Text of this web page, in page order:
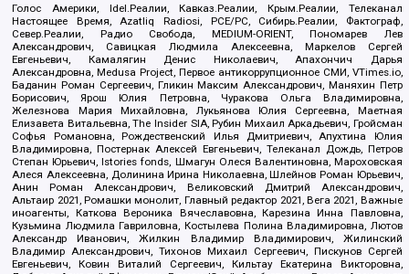
Голос Америки, Idel.Реалии, Кавказ.Реалии, Крым.Реалии, Телеканал
Настоящее Время, Azatliq Radiosi, PCE/PC, Сибирь.Реалии, Фактограф,
Север.Реалии, Радио Свобода, MEDIUM-ORIENT, Пономарев Лев
Александрович, Савицкая Людмила Алексеевна, Маркелов Сергей
Евгеньевич, Камалягин Денис Николаевич, Апахончич Дарья
Александровна, Medusa Project, Первое антикоррупционное СМИ, VTimes.io,
Баданин Роман Сергеевич, Гликин Максим Александрович, Маняхин Петр
Борисович, Ярош Юлия Петровна, Чуракова Ольга Владимировна,
Железнова Мария Михайловна, Лукьянова Юлия Сергеевна, Маетная
Елизавета Витальевна, The Insider SIA, Рубин Михаил Аркадьевич, Гройсман
Софья Романовна, Рождественский Илья Дмитриевич, Апухтина Юлия
Владимировна, Постернак Алексей Евгеньевич, Телеканал Дождь, Петров
Степан Юрьевич, Istories fonds, Шмагун Олеся Валентиновна, Мароховская
Алеся Алексеевна, Долинина Ирина Николаевна, Шлейнов Роман Юрьевич,
Анин Роман Александрович, Великовский Дмитрий Александрович,
Альтаир 2021, Ромашки монолит, Главный редактор 2021, Вега 2021, Важные
иноагенты, Каткова Вероника Вячеславовна, Карезина Инна Павловна,
Кузьмина Людмила Гавриловна, Костылева Полина Владимировна, Лютов
Александр Иванович, Жилкин Владимир Владимирович, Жилинский
Владимир Александрович, Тихонов Михаил Сергеевич, Пискунов Сергей
Евгеньевич, Ковин Виталий Сергеевич, Кильтау Екатерина Викторовна,